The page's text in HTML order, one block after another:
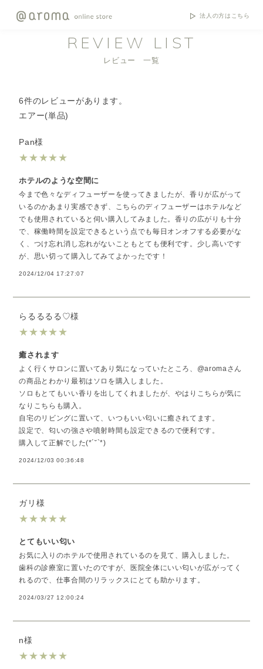
法人の方はこちら
REVIEW LIST
レビュー 一覧
6件のレビューがあります。
エアー(単品)
Pan様
★★★★★
ホテルのような空間に
今まで色々なディフューザーを使ってきましたが、香りが広がって
いるのかあまり実感できず、こちらのディフューザーはホテルなど
でも使用されていると伺い購入してみました。香りの広がりも十分
で、稼働時間を設定できるという点でも毎日オンオフする必要がな
く、つけ忘れ消し忘れがないこともとても便利です。少し高いです
が、思い切って購入してみてよかったです！
2024/12/04 17:27:07
らるるるる♡様
★★★★★
癒されます
よく行くサロンに置いてあり気になっていたところ、@aromaさん
の商品とわかり最初はソロを購入しました。
ソロもとてもいい香りを出してくれましたが、やはりこちらが気に
なりこちらも購入。
自宅のリビングに置いて、いつもいい匂いに癒されてます。
設定で、匂いの強さや噴射時間も設定できるので便利です。
購入して正解でした(*´˘`*)
2024/12/03 00:36:48
ガリ様
★★★★★
とてもいい匂い
お気に入りのホテルで使用されているのを見て、購入しました。
歯科の診療室に置いたのですが、医院全体にいい匂いが広がってく
れるので、仕事合間のリラックスにとても助かります。
2024/03/27 12:00:24
n様
★★★★★